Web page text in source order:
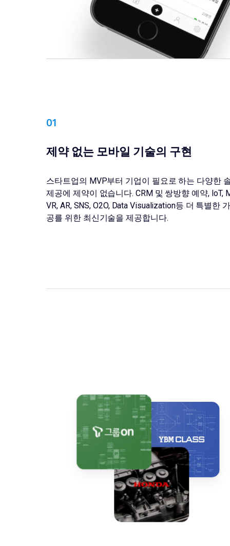
01
제약 없는 모바일 기술의 구현
스타트업의 MVP부터 기업이 필요로 하는 다양한
제공에 제약이 없습니다. CRM 및 쌍방향 예약, IoT,
VR, AR, SNS, O2O, Data Visualization등 더 특별한
공를 위한 최신기술을 제공합니다.